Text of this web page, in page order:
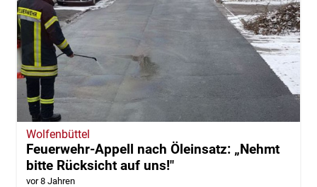
Wolfenbüttel
Feuerwehr-Appell nach Öleinsatz: „Nehmt
bitte Rücksicht auf uns!"
vor 8 Jahren